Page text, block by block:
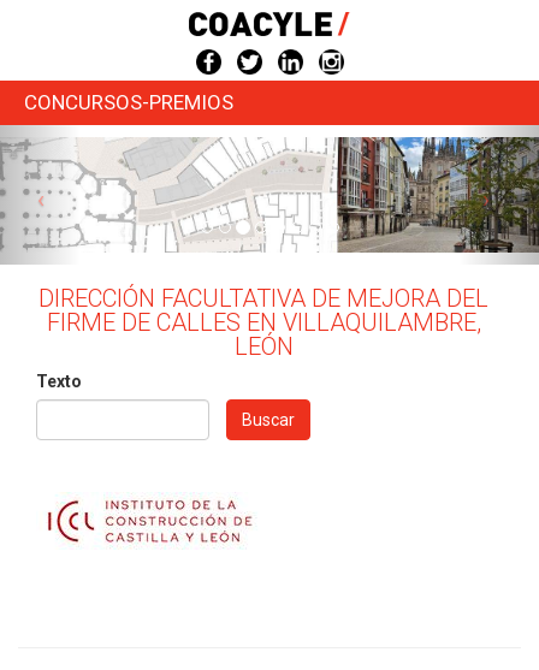
principal
CONCURSOS-PREMIOS
DIRECCIÓN FACULTATIVA DE MEJORA DEL
FIRME DE CALLES EN VILLAQUILAMBRE,
LEÓN
Texto
Buscar